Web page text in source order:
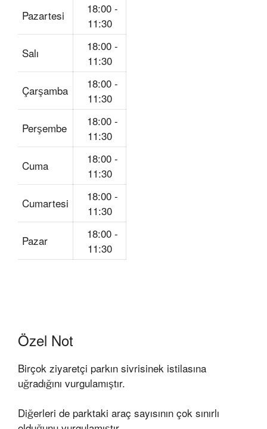
Pazartesi
18:00 -
11:30
Salı
18:00 -
11:30
Çarşamba
18:00 -
11:30
Perşembe
18:00 -
11:30
Cuma
18:00 -
11:30
Cumartesi
18:00 -
11:30
Pazar
18:00 -
11:30
Özel Not
Birçok ziyaretçi parkın sivrisinek istilasına
uğradığını vurgulamıştır.
Diğerleri de parktaki araç sayısının çok sınırlı